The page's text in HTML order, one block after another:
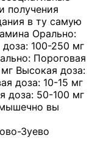
получения
в ту самую
Орально:
100-250 мг
Пороговая
Высокая доза:
доза: 10-15 мг
доза: 50-100 мг
вы
Зуево